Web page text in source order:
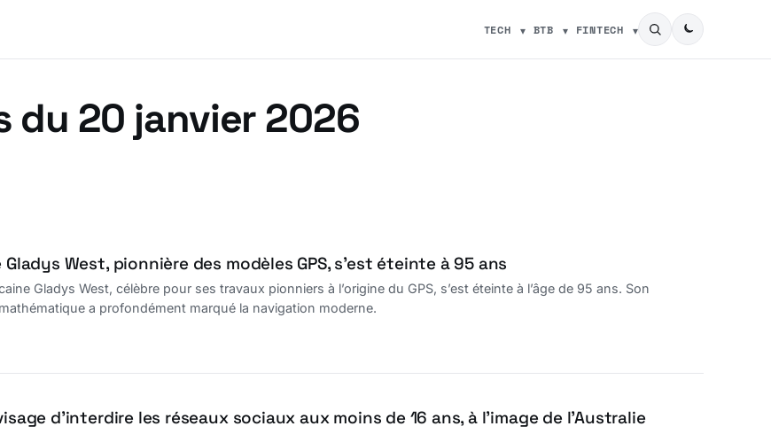
TECH BTB FINTECH
du 20 janvier 2026
West, pionnière des modèles GPS, s’est éteinte à 95 ans
Gladys West, célèbre pour ses travaux pionniers à l’origine du GPS, s’est éteinte à l’âge de 95 ans. Son
a profondément marqué la navigation moderne.
d’interdire les réseaux sociaux aux moins de 16 ans, à l’image de l’Australie